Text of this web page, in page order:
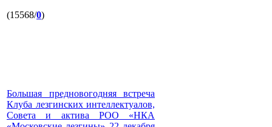
(15568/0)
Большая предновогодняя встреча
Клуба лезгинских интеллектуалов,
Совета и актива РОО «НКА